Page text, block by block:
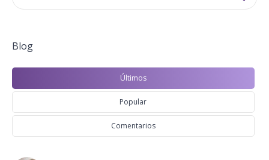
Blog
Últimos
Popular
Comentarios